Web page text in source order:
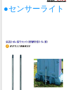
●センサーライト